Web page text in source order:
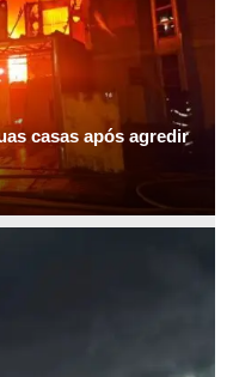
casas após agredir